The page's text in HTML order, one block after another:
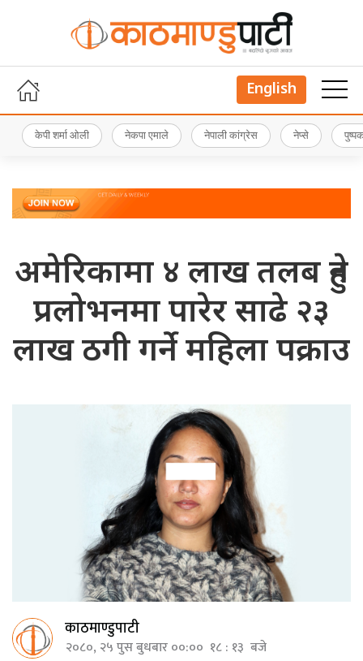
English
केपी शर्मा ओली नेकपा एमाले नेपाली कांग्रेस नेप्से
अमेरिकामा ४ लाख तलब हुने
प्रलोभनमा पारेर साढे २३
लाख ठगी गर्ने महिला पक्राउ
काठमाण्डुपाटी
२०८०, २५ पुस बुधबार ००:०० १८ : १३ बजे